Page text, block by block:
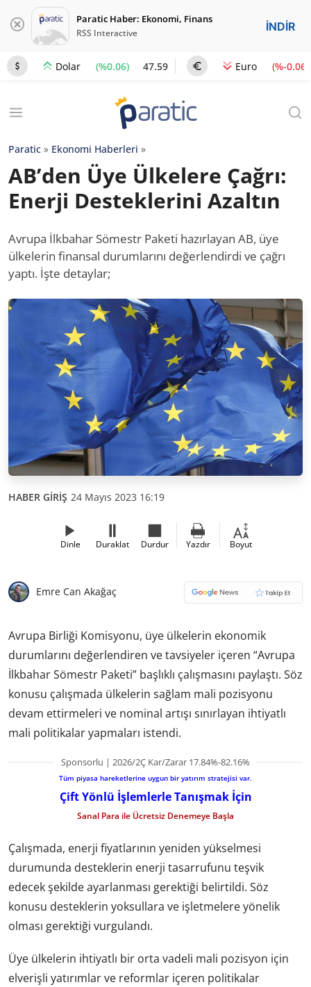
Paratic Haber: Ekonomi, Finans
RSS Interactive İNDİR
Dolar (%0.06) 47.59 Euro (%-0.06)
Paratic » Ekonomi Haberleri »
AB’den Üye Ülkelere Çağrı:
Enerji Desteklerini Azaltın
Avrupa İlkbahar Sömestr Paketi hazırlayan AB, üye
ülkelerin finansal durumlarını değerlendirdi ve çağrı
yaptı. İşte detaylar;
HABER GİRİŞ 24 Mayıs 2023 16:19
Dinle Duraklat Durdur Yazdır Boyut
Emre Can Akağaç
Avrupa Birliği Komisyonu, üye ülkelerin ekonomik
durumlarını değerlendiren ve tavsiyeler içeren “Avrupa
İlkbahar Sömestr Paketi” başlıklı çalışmasını paylaştı. Söz
konusu çalışmada ülkelerin sağlam mali pozisyonu
devam ettirmeleri ve nominal artışı sınırlayan ihtiyatlı
mali politikalar yapmaları istendi.
Sponsorlu | 2026/2Ç Kar/Zarar 17.84%-82.16%
Tüm piyasa hareketlerine uygun bir yatırım stratejisi var.
Çift Yönlü İşlemlerle Tanışmak İçin
Sanal Para ile Ücretsiz Denemeye Başla
Çalışmada, enerji fiyatlarının yeniden yükselmesi
durumunda desteklerin enerji tasarrufunu teşvik
edecek şekilde ayarlanması gerektiği belirtildi. Söz
konusu desteklerin yoksullara ve işletmelere yönelik
olması gerektiği vurgulandı.
Üye ülkelerin ihtiyatlı bir orta vadeli mali pozisyon için
elverişli yatırımlar ve reformlar içeren politikalar